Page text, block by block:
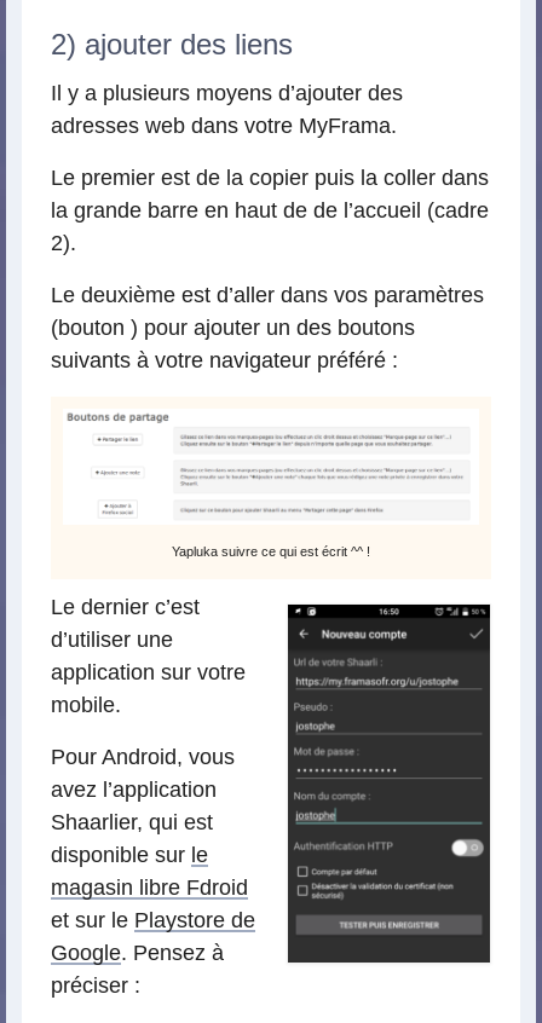
2) ajouter des liens
Il y a plusieurs moyens d’ajouter des
adresses web dans votre MyFrama.
Le premier est de la copier puis la coller dans
la grande barre en haut de de l’accueil (cadre
2).
Le deuxième est d’aller dans vos paramètres
(bouton ) pour ajouter un des boutons
suivants à votre navigateur préféré :
Yapluka suivre ce qui est écrit ^^ !
Le dernier c’est
d’utiliser une
application sur votre
mobile.
Pour Android, vous
avez l’application
Shaarlier, qui est
disponible sur le
magasin libre Fdroid
et sur le Playstore de
Google. Pensez à
préciser :